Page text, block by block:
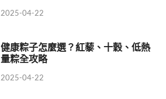
2025-04-22
健康粽子怎麼選？紅藜、十穀、低熱
量粽全攻略
2025-04-22